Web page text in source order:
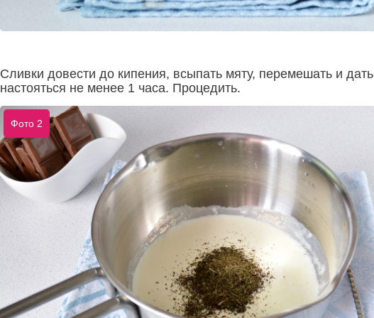
Сливки довести до кипения, всыпать мяту, перемешать и дать
настояться не менее 1 часа. Процедить.
Фото 2